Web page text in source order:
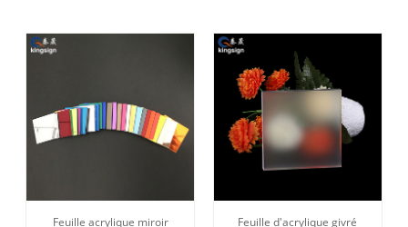
Feuille acrylique miroir Feuille d'acrylique givré